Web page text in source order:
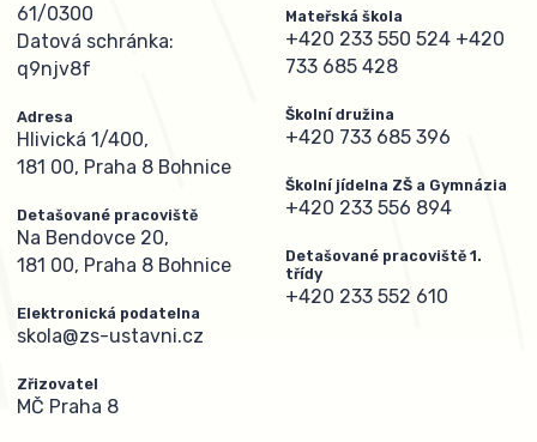
61/0300
Datová schránka:
q9njv8f
Adresa
Hlivická 1/400,
181 00, Praha 8 Bohnice
Detašované pracoviště
Na Bendovce 20,
181 00, Praha 8 Bohnice
Elektronická podatelna
skola@zs-ustavni.cz
Zřizovatel
MČ Praha 8
Mateřská škola
+420 233 550 524 +420
733 685 428
Školní družina
+420 733 685 396
Školní jídelna ZŠ a Gymnázia
+420 233 556 894
Detašované pracoviště 1.
třídy
+420 233 552 610